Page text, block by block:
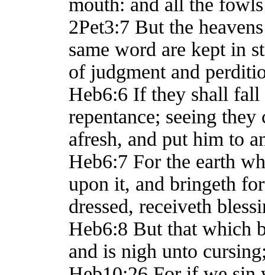
2Pet3:7 But the
same word are kept in
of judgment and
Heb6:6 If they shall fall
repentance; seeing
afresh, and put him to
Heb6:7 For the earth
upon it, and bringeth
dressed, receiveth
Heb6:8 But that which
and is nigh unto